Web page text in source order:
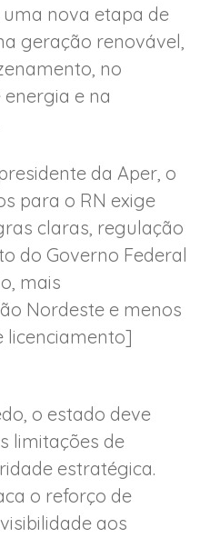
nova etapa de
geração renovável,
no
e na
da Aper, o
para o RN exige
claras, regulação
do Governo Federal
mais
Nordeste e menos
licenciamento]
o estado deve
limitações de
estratégica.
o reforço de
aos